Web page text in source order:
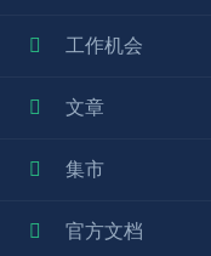
工作机会
文章
集市
官方文档